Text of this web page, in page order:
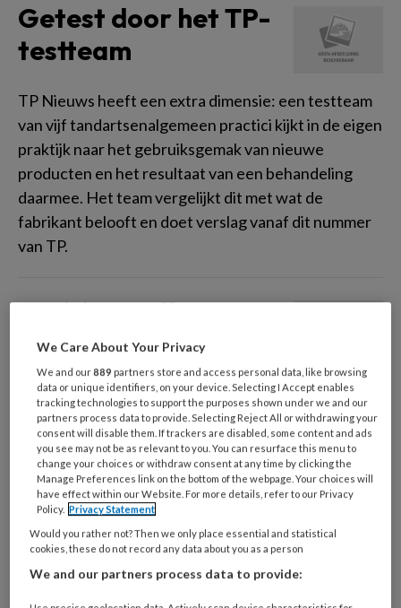
Getest door het TP-
testteam
TP Nieuws heeft een extra dimensie: een testteam
van vijf tandartsenalgemeen practici kijkt in de eigen
praktijk naar het gebruiksgemak van nieuwe
producten en het resultaat van een behandeling
daarmee. Het team vergelijkt dit met wat de
fabrikant belooft en doet verslag vanaf dit nummer
van TP.
Positieve effecten
van
bloedplaatjesrijk
fibrine op osseo-integratie
Genezingsprocessen worden gemedieerd door een
scala aan intracellulaire en extracellulaire reacties
die gestuurd worden door eiwitsignalen.
Bloedplaatjes zijn verantwoordelijk voor dit
genezingsproces door de vorming van een
bloedstolsel en het vrijkomen van groeifactoren.
We Care About Your Privacy
We and our889 partners store and access personal data, like browsing
data or unique identifiers, on your device. Selecting I Accept enables
tracking technologies to support the purposes shown under we and our
partners process data to provide. Selecting Reject All or withdrawing your
consent will disable them. If trackers are disabled, some content and ads
you see may not be as relevant to you. You can resurface this menu to
change your choices or withdraw consent at any time by clicking the
Manage Preferences link on the bottom of the webpage. Your choices will
have effect within our Website. For more details, refer to our Privacy
Policy. Privacy Statement
Would you rather not? Then we only place essential and statistical
cookies, these do not record any data about you as a person
We and our partners process data to provide: